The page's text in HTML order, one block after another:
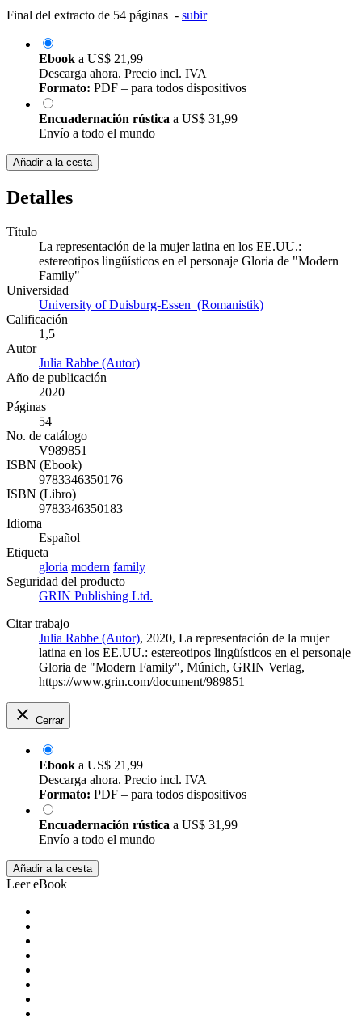
Final del extracto de 54 páginas - subir
Ebook a US$ 21,99
Descarga ahora. Precio incl. IVA
Formato: PDF – para todos dispositivos
Encuadernación rústica a US$ 31,99
Envío a todo el mundo
Añadir a la cesta
Detalles
Título
La representación de la mujer latina en los EE.UU.:
estereotipos lingüísticos en el personaje Gloria de "Modern
Family"
Universidad
University of Duisburg-Essen (Romanistik)
Calificación
1,5
Autor
Julia Rabbe (Autor)
Año de publicación
2020
Páginas
54
No. de catálogo
V989851
ISBN (Ebook)
9783346350176
ISBN (Libro)
9783346350183
Idioma
Español
Etiqueta
gloria modern family
Seguridad del producto
GRIN Publishing Ltd.
Citar trabajo
Julia Rabbe (Autor), 2020, La representación de la mujer
latina en los EE.UU.: estereotipos lingüísticos en el personaje
Gloria de "Modern Family", Múnich, GRIN Verlag,
https://www.grin.com/document/989851
Cerrar
Ebook a US$ 21,99
Descarga ahora. Precio incl. IVA
Formato: PDF – para todos dispositivos
Encuadernación rústica a US$ 31,99
Envío a todo el mundo
Añadir a la cesta
Leer eBook